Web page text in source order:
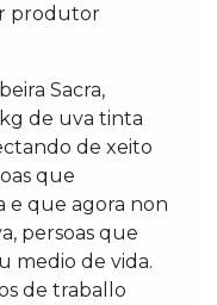
produtor
Sacra,
de uva tinta
de xeito
que
e que agora non
persoas que
medio de vida.
de traballo